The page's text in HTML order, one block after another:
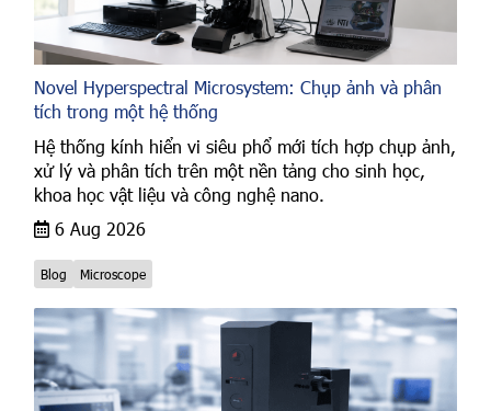
Novel Hyperspectral Microsystem: Chụp ảnh và phân
tích trong một hệ thống
Hệ thống kính hiển vi siêu phổ mới tích hợp chụp ảnh,
xử lý và phân tích trên một nền tảng cho sinh học,
khoa học vật liệu và công nghệ nano.
6 Aug 2026
Blog Microscope